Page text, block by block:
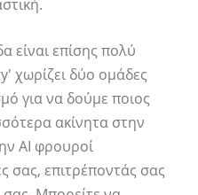
είναι επίσης πολύ
χωρίζει δύο ομάδες
για να δούμε ποιος
ακίνητα στην
AI φρουροί
σας, επιτρέποντάς σας